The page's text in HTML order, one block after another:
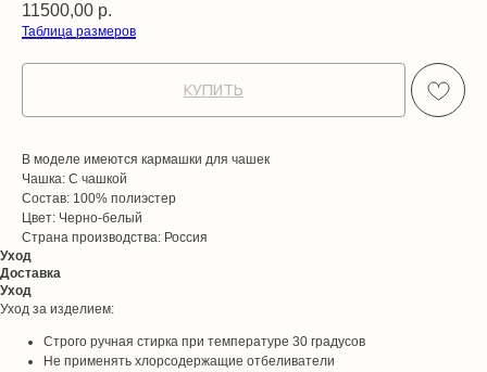
11500,00 р.
Таблица размеров
КУПИТЬ
В моделе имеются кармашки для чашек
Чашка: С чашкой
Состав: 100% полиэстер
Цвет: Черно-белый
Страна производства: Россия
Уход
Доставка
Уход
Уход за изделием:
Строго ручная стирка при температуре 30 градусов
Не применять хлорсодержащие отбеливатели